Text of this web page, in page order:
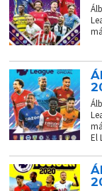
El